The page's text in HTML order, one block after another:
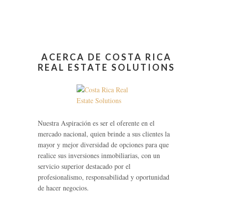
ACERCA DE COSTA RICA
REAL ESTATE SOLUTIONS
Nuestra Aspiración es ser el oferente en el
mercado nacional, quien brinde a sus clientes la
mayor y mejor diversidad de opciones para que
realice sus inversiones inmobiliarias, con un
servicio superior destacado por el
profesionalismo, responsabilidad y oportunidad
de hacer negocios.